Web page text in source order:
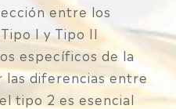
entre los
I y Tipo II
específicos de la
las diferencias entre
tipo 2 es esencial